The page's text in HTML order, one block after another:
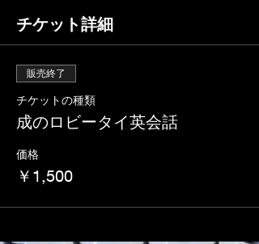
チケット詳細
販売終了
チケットの種類
成のロビータイ英会話
価格
￥1,500